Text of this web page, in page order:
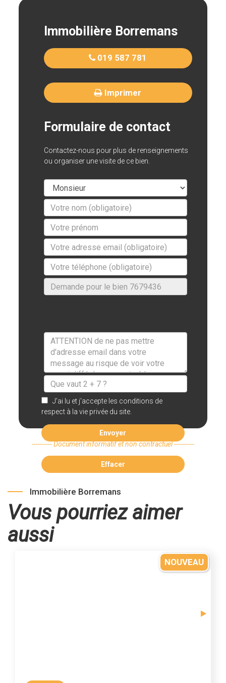
Immobilière Borremans
019 587 781
Imprimer
Formulaire de contact
Contactez-nous pour plus de renseignements
ou organiser une visite de ce bien.
J'ai lu et j'accepte les conditions de
respect à la vie privée du site.
Envoyer
Effacer
---------- Document informatif et non contractuel ----------
Immobilière Borremans
Vous pourriez aimer
aussi
NOUVEAU